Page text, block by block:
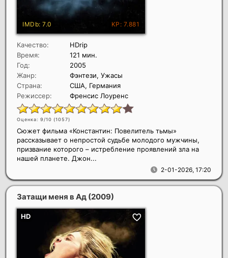
Качество:
HDrip
Время:
121 мин.
Год:
2005
Жанр:
Фэнтези, Ужасы
Страна:
США, Германия
Режиссер:
Френсис Лоуренс
Оценка: 9/10 (1057)
2-01-2026, 17:20
Сюжет фильма «Константин: Повелитель тьмы»
рассказывает о непростой судьбе молодого мужчины,
призвание которого – истребление проявлений зла на
нашей планете. Джон...
Затащи меня в Ад (2009)